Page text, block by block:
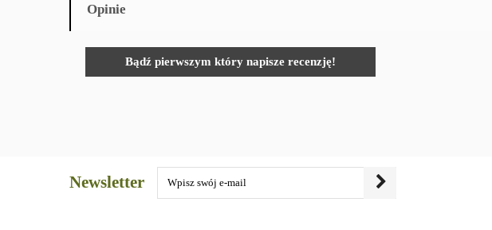
Opinie
Bądź pierwszym który napisze recenzję!
Newsletter